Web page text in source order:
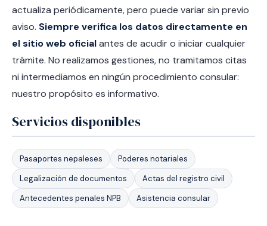
actualiza periódicamente, pero puede variar sin previo
aviso. Siempre verifica los datos directamente en
el sitio web oficialantes de acudir o iniciar cualquier
trámite. No realizamos gestiones, no tramitamos citas
ni intermediamos en ningún procedimiento consular:
nuestro propósito es informativo.
Servicios disponibles
Pasaportes nepaleses
Poderes notariales
Legalización de documentos
Actas del registro civil
Antecedentes penales NPB
Asistencia consular